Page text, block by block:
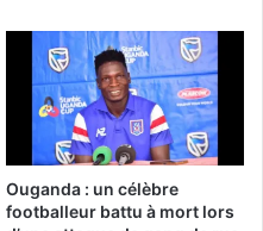
Ouganda : un célèbre
footballeur battu à mort lors